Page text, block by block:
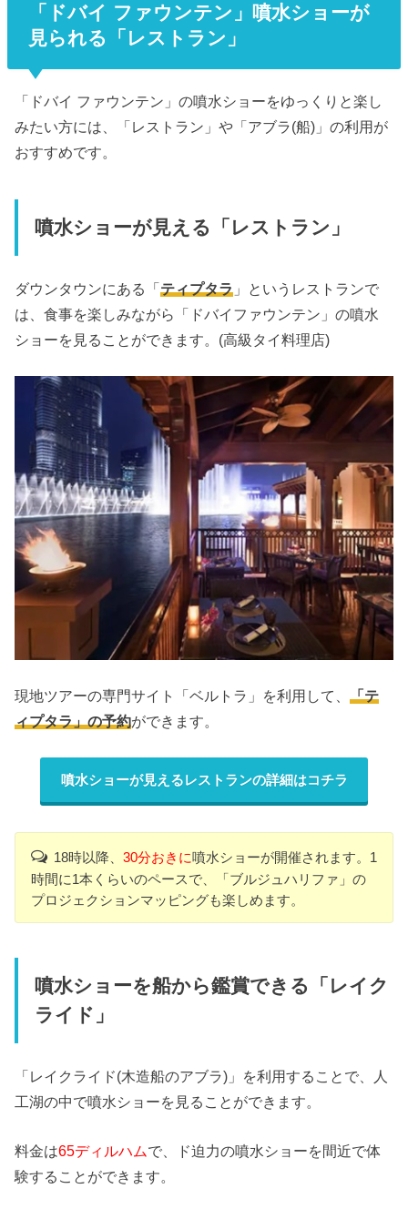
「ドバイ ファウンテン」噴水ショーが
見られる「レストラン」
「ドバイ ファウンテン」の噴水ショーをゆっくりと楽し
みたい方には、「レストラン」や「アブラ(船)」の利用が
おすすめです。
噴水ショーが見える「レストラン」
ダウンタウンにある「ティプタラ 」というレストランで
は、食事を楽しみながら「ドバイファウンテン」の噴水
ショーを見ることができます。(高級タイ料理店)
現地ツアーの専門サイト「ベルトラ」を利用して、「テ
ィプタラ」の予約ができます。
噴水ショーが見えるレストランの詳細はコチラ
18時以降、 30分おきに噴水ショーが開催されます。1
時間に1本くらいのペースで、「ブルジュハリファ」の
プロジェクションマッピングも楽しめます。
噴水ショーを船から鑑賞できる「レイク
ライド」
「レイクライド(木造船のアブラ)」を利用することで、人
工湖の中で噴水ショーを見ることができます。
料金は65ディルハムで、ド迫力の噴水ショーを間近で体
験することができます。